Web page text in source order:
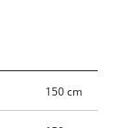
della
è un
ridotti: il cavo
150 cm